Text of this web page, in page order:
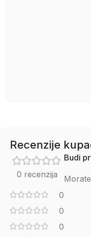
Recenzije
0 recenzija
0
0
0
Budi